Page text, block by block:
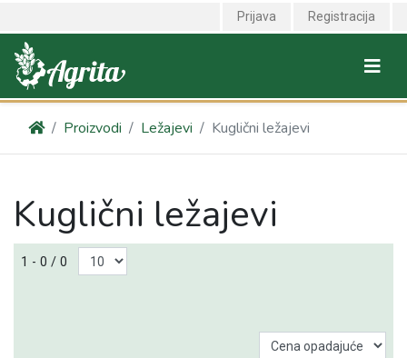
Prijava Registracija
Proizvodi Ležajevi Kuglični ležajevi
Kuglični ležajevi
1 - 0 / 0